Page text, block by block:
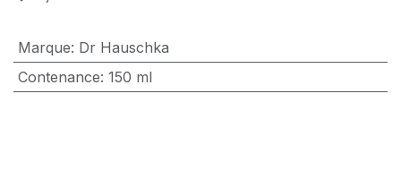
Marque: Dr Hauschka
Contenance: 150 ml